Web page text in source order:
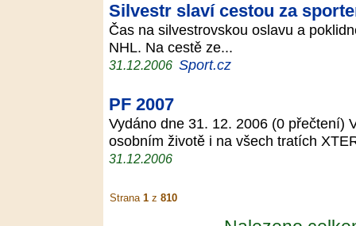
Silvestr slaví cestou za
Čas na silvestrovskou oslavu a
NHL. Na cestě ze...
31.12.2006 Sport.cz
PF 2007
Vydáno dne 31. 12. 2006 (0 přečtení)
osobním životě i na všech tratích
31.12.2006
Strana 1 z 810